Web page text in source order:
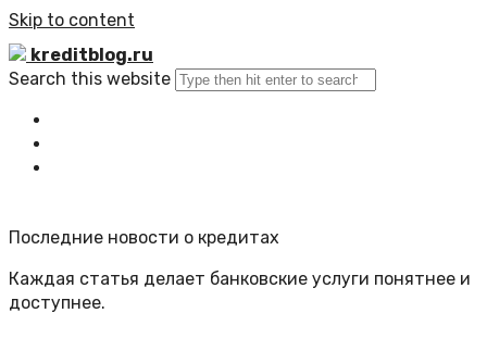
Skip to content
kreditblog.ru
Search this website
Последние новости о кредитах
Каждая статья делает банковские услуги понятнее и
доступнее.